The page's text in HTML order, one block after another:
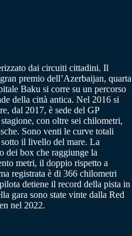
dai circuiti cittadini. Il
premio dell’Azerbaijan, quarta
Baku si corre su un percorso
della città antica. Nel 2016 si
dal 2017, è sede del GP
con oltre sei chilometri,
Sono venti le curve totali
il livello del mare. La
dei box che raggiunge la
metri, il doppio rispetto a
registrata è di 366 chilometri
detiene il record della pista in
gara sono state vinte dalla Red
nel 2022.